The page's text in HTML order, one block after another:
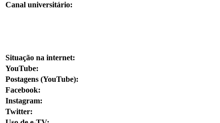
Canal universitário:
Situação na internet:
YouTube:
Postagens (YouTube):
Facebook:
Instagram:
Twitter: